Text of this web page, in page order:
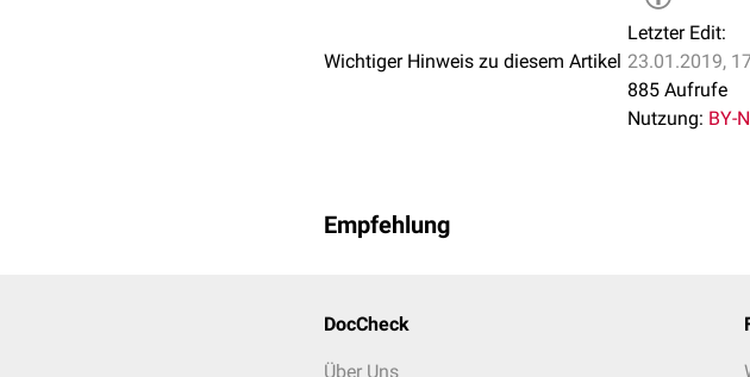
Wichtiger Hinweis zu diesem Artikel
Letzter Edit:
23.01.2019,
885 Aufrufe
Nutzung: BY-
Empfehlung
DocCheck
Über Uns